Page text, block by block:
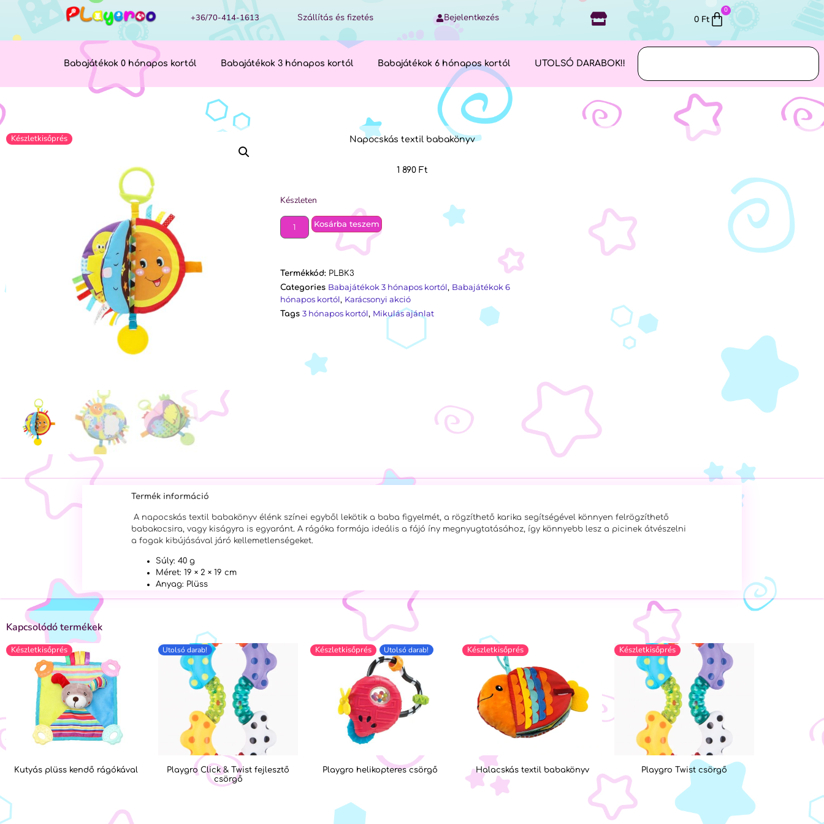
+36/70-414-1613 Szállítás és fizetés Bejelentkezés 0 Ft
0
Babajátékok 0 hónapos kortól Babajátékok 3 hónapos kortól Babajátékok 6 hónapos kortól UTOLSÓ DARABOK!!
Készletkisőprés Napocskás textil babakönyv
1 890 Ft
Készleten
Kosárba teszem
Termékkód: PLBK3
Categories Babajátékok 3 hónapos kortól, Babajátékok 6
hónapos kortól, Karácsonyi akció
Tags 3 hónapos kortól, Mikulás ajánlat
Termék információ
A napocskás textil babakönyv élénk színei egyből lekötik a baba figyelmét, a rögzíthető karika segítségével könnyen felrögzíthető
babakocsira, vagy kiságyra is egyaránt. A rágókaformája ideális a fájó íny megnyugtatásához, így könnyebb lesz a picinek átvészelni
a fogak kibújásával járó kellemetlenségeket.
Súly: 40 g
Méret: 19 × 2 × 19 cm
Anyag: Plüss
Kapcsolódó termékek
Készletkisőprés
Kutyás plüss kendő rágókával
Utolsó darab!
Playgro Click & Twist fejlesztő
csörgő
Készletkisőprés Utolsó darab!
Playgro helikopteres csörgő
Készletkisőprés
Halacskás textil babakönyv
Készletkisőprés
Playgro Twist csörgő